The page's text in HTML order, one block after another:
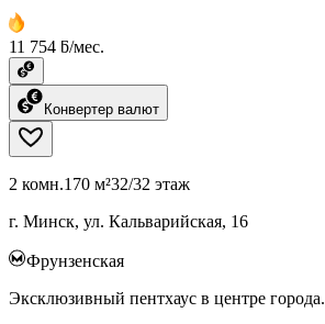
11 754 ƃ/мес.
Конвертер валют
2 комн.170 м²32/32 этаж
г. Минск, ул. Кальварийская, 16
Фрунзенская
Эксклюзивный пентхаус в центре города.